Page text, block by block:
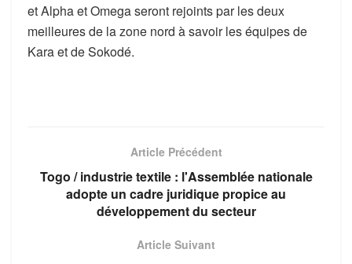
et Alpha et Omega seront rejoints par les deux
meilleures de la zone nord à savoir les équipes de
Kara et de Sokodé.
Article Précédent
Togo / industrie textile : l'Assemblée nationale
adopte un cadre juridique propice au
développement du secteur
Article Suivant